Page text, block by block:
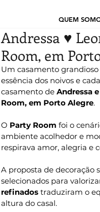
QUEM
Andressa ♥
Room, em
Um casamento
essência dos noivos e
casamento de Andressa
Room, em Porto Alegre.
O Party Room foi o
ambiente acolhedor e
respirava amor, alegria e
A proposta de decoração
selecionados para
refinados traduziram o
altura do casal.